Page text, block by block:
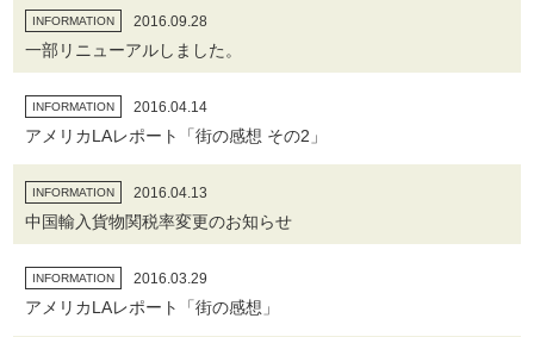
INFORMATION 2016.09.28
一部リニューアルしました。
INFORMATION 2016.04.14
アメリカLAレポート「街の感想 その2」
INFORMATION 2016.04.13
中国輸入貨物関税率変更のお知らせ
INFORMATION 2016.03.29
アメリカLAレポート「街の感想」